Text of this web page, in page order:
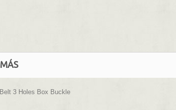
MÁS
Belt 3 Holes Box Buckle